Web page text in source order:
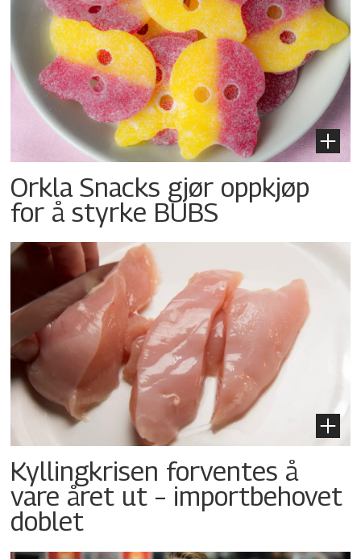
Orkla Snacks gjør oppkjøp
for å styrke BUBS
Kyllingkrisen forventes å
vare året ut – importbehovet
doblet